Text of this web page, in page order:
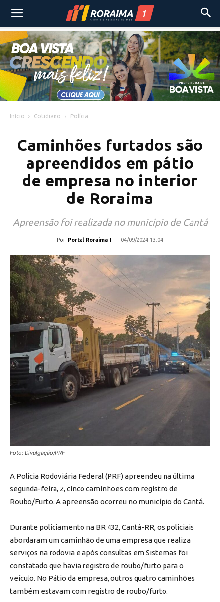
Início Cotidiano Polícia
Caminhões furtados são
apreendidos em pátio
de empresa no interior
de Roraima
Apreensão foi realizada no município de Cantá
Por Portal Roraima 1 - 04/09/2024 13:04
Foto: Divulgação/PRF
A Polícia Rodoviária Federal (PRF) apreendeu na última
segunda-feira, 2, cinco caminhões com registro de
Roubo/Furto. A apreensão ocorreu no município do Cantá.
Durante policiamento na BR 432, Cantá-RR, os policiais
abordaram um caminhão de uma empresa que realiza
serviços na rodovia e após consultas em Sistemas foi
constatado que havia registro de roubo/furto para o
veículo. No Pátio da empresa, outros quatro caminhões
também estavam com registro de roubo/furto.